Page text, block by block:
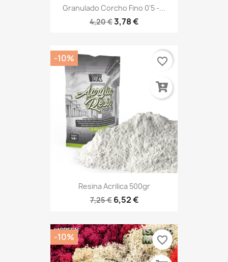
Granulado Corcho Fino 0'5 -...
4,20 €3,78 €
Resina Acrilica 500gr
7,25 € 6,52 €
-10% favorite_border
-10% favorite_border